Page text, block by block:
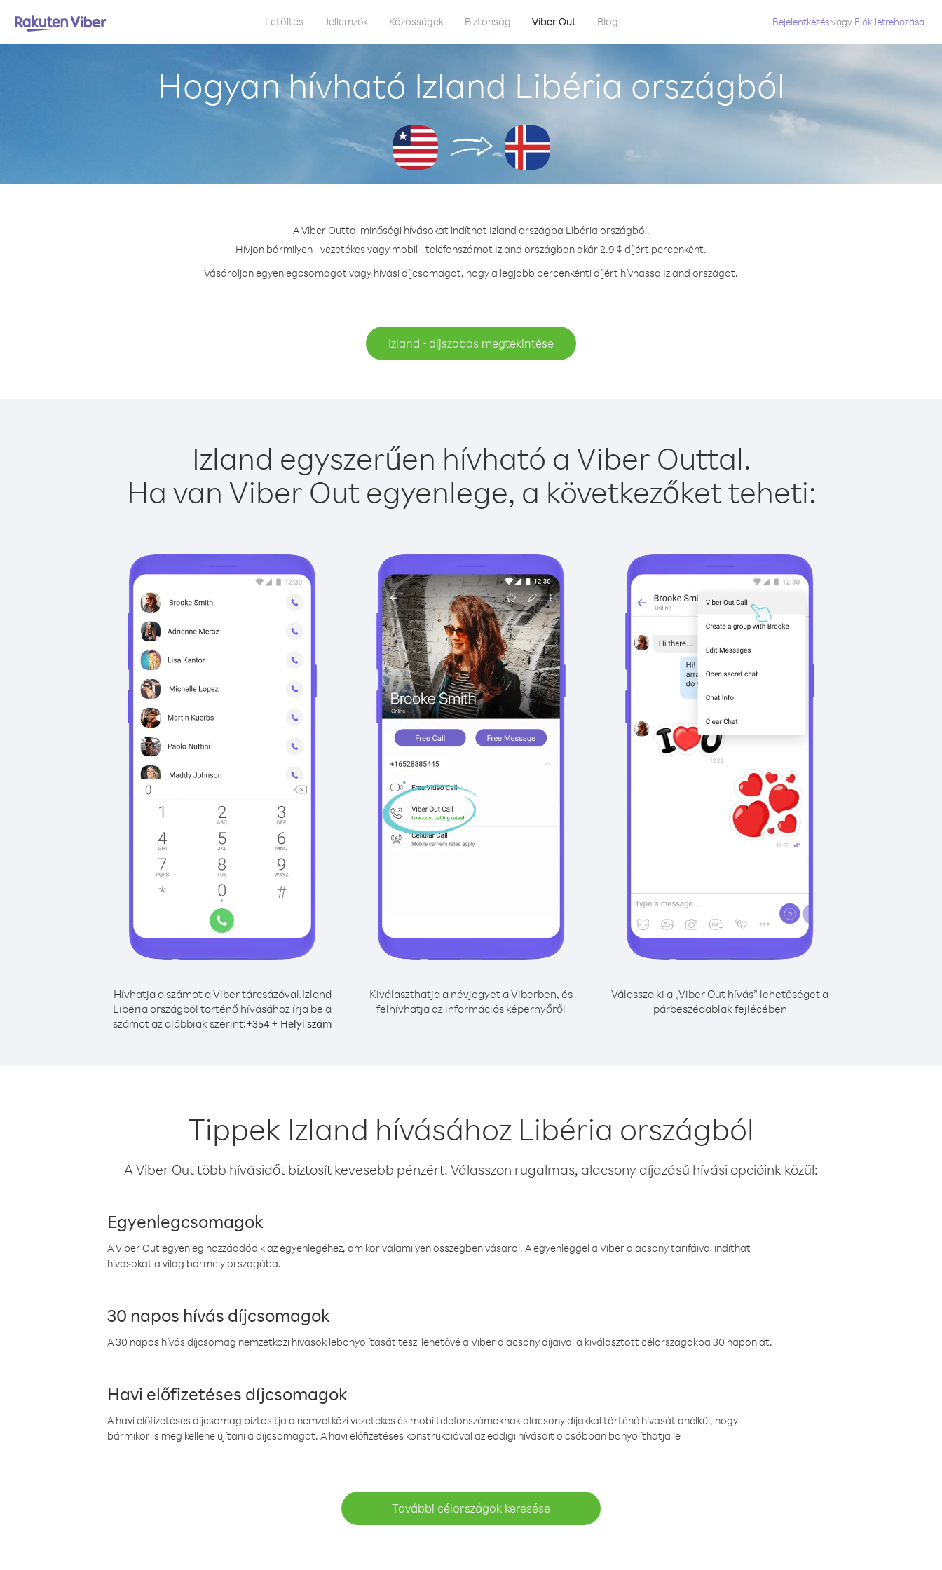
Letöltés Jellemzők Közösségek Biztonság Viber Out Blog Bejelentkezésvagy Fiók létrehozása
Hogyan hívható Izland Libéria országból
A Viber Outtal minőségi hívásokat indíthat Izland országba Libéria országból.
Hívjon bármilyen - vezetékes vagy mobil - telefonszámot Izland országban akár 2.9 ¢ díjért percenként.
Vásároljon egyenlegcsomagot vagy hívási díjcsomagot, hogy a legjobb percenkénti díjért hívhassa Izland országot.
Izland - díjszabás megtekintése
Izland egyszerűen hívható a Viber Outtal.
Ha van Viber Out egyenlege, a következőket teheti:
Hívhatja a számot a Viber tárcsázóval.Izland
Libéria országból történő hívásához írja be a
számot az alábbiak szerint:+354 + Helyi szám
Kiválaszthatja a névjegyet a Viberben, és
felhívhatja az információs képernyőről
Válassza ki a „Viber Out hívás” lehetőséget a
párbeszédablak fejlécében
Tippek Izland hívásához Libéria országból
A Viber Out több hívásidőt biztosít kevesebb pénzért. Válasszon rugalmas, alacsony díjazású hívási opcióink közül:
Egyenlegcsomagok
A Viber Out egyenleg hozzáadódik az egyenlegéhez, amikor valamilyen összegben vásárol. A egyenleggel a Viber alacsony tarifáival indíthat
hívásokat a világ bármely országába.
30 napos hívás díjcsomagok
A 30 napos hívás díjcsomag nemzetközi hívások lebonyolítását teszi lehetővé a Viber alacsony díjaival a kiválasztott célországokba 30 napon át.
Havi előfizetéses díjcsomagok
A havi előfizetéses díjcsomag biztosítja a nemzetközi vezetékes és mobiltelefonszámoknak alacsony díjakkal történő hívását anélkül, hogy
bármikor is meg kellene újítani a díjcsomagot. A havi előfizetéses konstrukcióval az eddigi hívásait olcsóbban bonyolíthatja le
További célországok keresése